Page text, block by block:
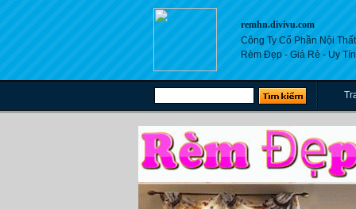
remhn.divivu.com
Công Ty Cổ Phần Nội
Rèm Đẹp - Giá Rẻ - Uy